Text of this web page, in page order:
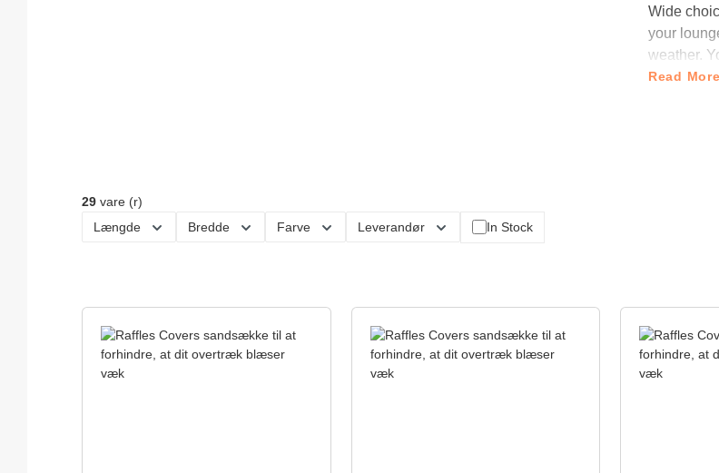
Wide choice for
your
weather.
cover.
Read More
29 vare (r)
Leverandør
Længde Bredde Farve In Stock